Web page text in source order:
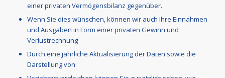
einer privaten Vermögensbilanz gegenüber.
Wenn Sie dies wünschen, können wir auch Ihre Einnahmen
und Ausgaben in Form einer privaten Gewinn und
Verlustrechnung
Durch eine jährliche Aktualisierung der Daten sowie die
Darstellung von